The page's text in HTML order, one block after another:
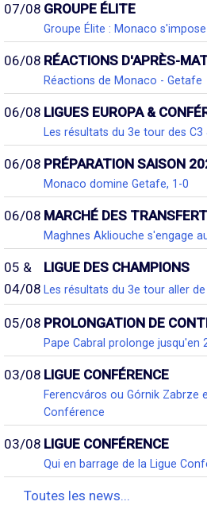
07/08 GROUPE ÉLITE
Groupe Élite : Monaco s'impose
06/08 RÉACTIONS D'APRÈS-
Réactions de Monaco - Getafe
06/08 LIGUES EUROPA &
Les résultats du 3e tour des C3
06/08 PRÉPARATION SAISON
Monaco domine Getafe, 1-0
06/08 MARCHÉ DES
Maghnes Akliouche s'engage
05 &
04/08
LIGUE DES CHAMPIONS
Les résultats du 3e tour aller de
05/08 PROLONGATION DE
Pape Cabral prolonge jusqu'en
03/08 LIGUE CONFÉRENCE
Ferencváros ou Górnik Zabrze
Conférence
03/08 LIGUE CONFÉRENCE
Qui en barrage de la Ligue
Toutes les news...